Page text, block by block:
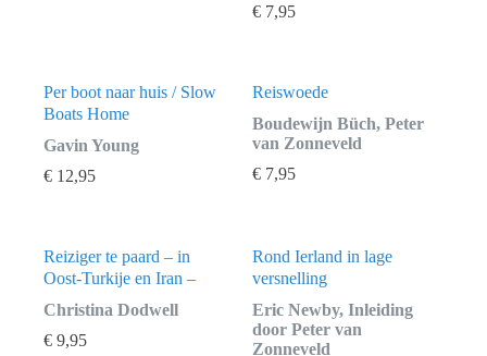
€ 7,95
Per boot naar huis / Slow
Boats Home
Gavin Young
€ 12,95
Reiswoede
Boudewijn Büch, Peter
van Zonneveld
€ 7,95
Reiziger te paard – in
Oost-Turkije en Iran –
Christina Dodwell
€ 9,95
Rond Ierland in lage
versnelling
Eric Newby, Inleiding
door Peter van
Zonneveld